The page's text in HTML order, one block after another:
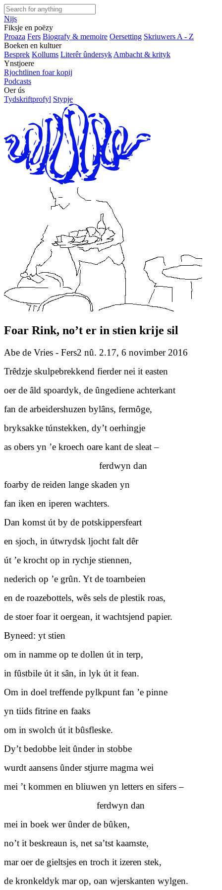
Nijs
Fiksje en poëzy
Proaza Fers Biografy & memoire Oersetting Skriuwers A - Z
Boeken en kultuer
Besprek Kollums Literêr ûndersyk Ambacht & krityk
Ynstjoere
Rjochtlinen foar kopij
Podcasts
Oer ús
Tydskriftprofyl Stypje
Foar Rink, no’t er in stien krije sil
Abe de Vries - Fers2 nû. 2.17, 6 novimber 2016
Trêdzje skulpebrekkend fierder nei it easten
oer de âld spoardyk, de ûngediene achterkant
fan de arbeidershuzen bylâns, fermôge,
bryksakke túnstekken, dy’t oerhingje
as obers yn ’e kroech oare kant de sleat –
ferdwyn dan
foarby de reiden lange skaden yn
fan iken en iperen wachters.
Dan komst út by de potskippersfeart
en sjoch, in útwrydsk ljocht falt dêr
út ’e krocht op in rychje stiennen,
nederich op ’e grûn. Yt de toarnbeien
en de roazebottels, wês sels de plestik roas,
de stoer foar it oergean, it wachtsjend papier.
Byneed: yt stien
om in namme op te dollen út in terp,
in fûstbile út it sân, in lyk út it fean.
Om in doel treffende pylkpunt fan ’e pinne
yn tiids fitrine en faaks
om in swolch út it bûsfleske.
Dy’t bedobbe leit ûnder in stobbe
wurdt aansens ûnder stjurre magma wei
mei ’t kommen en bliuwen yn letters en sifers –
ferdwyn dan
mei in boek wer ûnder de bûken,
no’t it beskreaun is, net sa’tst kaamste,
mar oer de gieltsjes en troch it izeren stek,
de kronkeldyk mar op, oan wjerskanten wylgen.